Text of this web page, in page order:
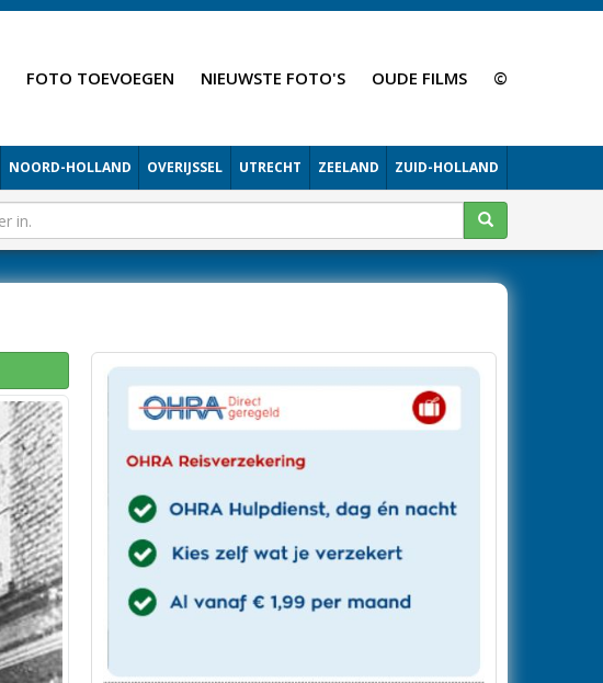
FOTO TOEVOEGEN NIEUWSTE FOTO'S OUDE FILMS ©
NOORD-HOLLAND OVERIJSSEL UTRECHT ZEELAND ZUID-HOLLAND